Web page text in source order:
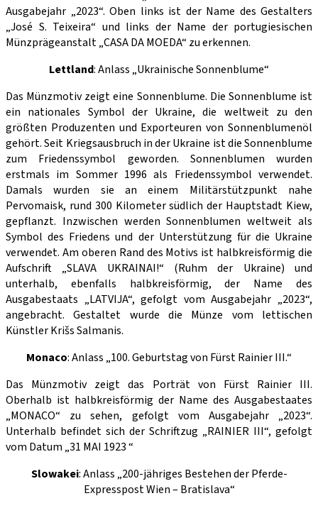
Ausgabejahr „2023“. Oben links ist der Name des Gestalters
„José S. Teixeira“ und links der Name der portugiesischen
Münzprägeanstalt „CASA DA MOEDA“ zu erkennen.
Lettland: Anlass „Ukrainische Sonnenblume“
Das Münzmotiv zeigt eine Sonnenblume. Die Sonnenblume ist
ein nationales Symbol der Ukraine, die weltweit zu den
größten Produzenten und Exporteuren von Sonnenblumenöl
gehört. Seit Kriegsausbruch in der Ukraine ist die Sonnenblume
zum Friedenssymbol geworden. Sonnenblumen wurden
erstmals im Sommer 1996 als Friedenssymbol verwendet.
Damals wurden sie an einem Militärstützpunkt nahe
Pervomaisk, rund 300 Kilometer südlich der Hauptstadt Kiew,
gepflanzt. Inzwischen werden Sonnenblumen weltweit als
Symbol des Friedens und der Unterstützung für die Ukraine
verwendet. Am oberen Rand des Motivs ist halbkreisförmig die
Aufschrift „SLAVA UKRAINAI!“ (Ruhm der Ukraine) und
unterhalb, ebenfalls halbkreisförmig, der Name des
Ausgabestaats „LATVIJA“, gefolgt vom Ausgabejahr „2023“,
angebracht. Gestaltet wurde die Münze vom lettischen
Künstler Krišs Salmanis.
Monaco: Anlass „100. Geburtstag von Fürst Rainier III.“
Das Münzmotiv zeigt das Porträt von Fürst Rainier III.
Oberhalb ist halbkreisförmig der Name des Ausgabestaates
„MONACO“ zu sehen, gefolgt vom Ausgabejahr „2023“.
Unterhalb befindet sich der Schriftzug „RAINIER III“, gefolgt
vom Datum „31 MAI 1923 “
Slowakei: Anlass „200-jähriges Bestehen der Pferde-
Expresspost Wien – Bratislava“